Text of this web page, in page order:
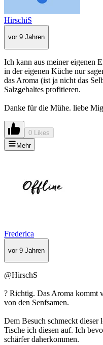
HirschiS
vor 9 Jahren
Ich kann aus meiner eigenen
in der eigenen Küche nur
das Aroma (ist ja nicht das
Salzgehaltes profitieren.
Danke für die Mühe. liebe
0 Likes
Mehr
Frederica
vor 9 Jahren
@HirschS
? Richtig. Das Aroma kommt
von den Senfsamen.
Dem Besuch schmeckt dieser
Tische ich diesen auf. Ich
schärfer daherkommen.